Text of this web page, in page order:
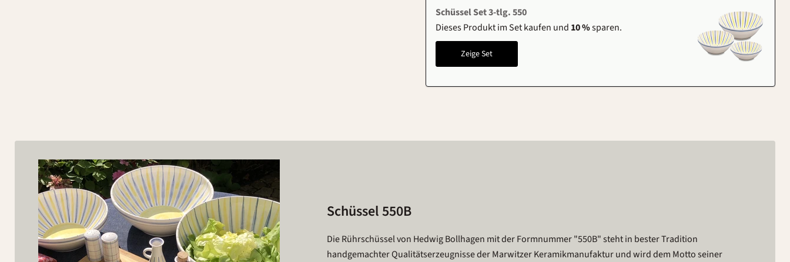
Schüssel Set 3-tlg. 550
Dieses Produkt im Set kaufen und 10 %sparen.
Zeige Set
Schüssel 550B
Die Rührschüssel von Hedwig Bollhagen mit der Formnummer "550B" steht in bester Tradition
handgemachter Qualitätserzeugnisse der Marwitzer Keramikmanufaktur und wird dem Motto seiner